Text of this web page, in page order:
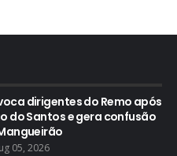
dirigentes do Remo após
do Santos e gera confusão
05, 2026